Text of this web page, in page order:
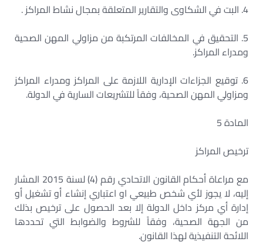
4. البت في الشكاوى والتقارير المتعلقة بمجال نشاط المراكز .
5. التحقيق في المخالفات المرتكبة من مزاولي المهن الصحية
ومدراء المراكز.
6. توقيع الجزاءات الإدارية اللازمة على المراكز ومدراء المراكز
ومزاولي المهن الصحية، وفقاً للتشريعات السارية في الدولة.
المادة 5
ترخيص المراكز
مع مراعاة أحكام القانون الاتحادي رقم (4) لسنة 2015 المشار
إليه، لا يجوز لأي شخص طبيعي او اعتباري إنشاء أو تشغيل أو
إدارة أي مركز داخل الدولة إلا بعد الحصول على ترخيص بذلك
من الجهة الصحية، وفقاً للشروط والضوابط التي تحددها
اللائحة التنفيذية لهذا القانون.